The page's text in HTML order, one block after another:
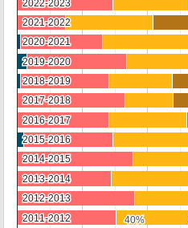
40%
40%
2022-2023
2022-2023
2021-2022
2021-2022
2020-2021
2020-2021
2019-2020
2019-2020
2018-2019
2018-2019
2017-2018
2017-2018
2016-2017
2016-2017
2015-2016
2015-2016
2014-2015
2014-2015
2013-2014
2013-2014
2012-2013
2012-2013
2011-2012
2011-2012